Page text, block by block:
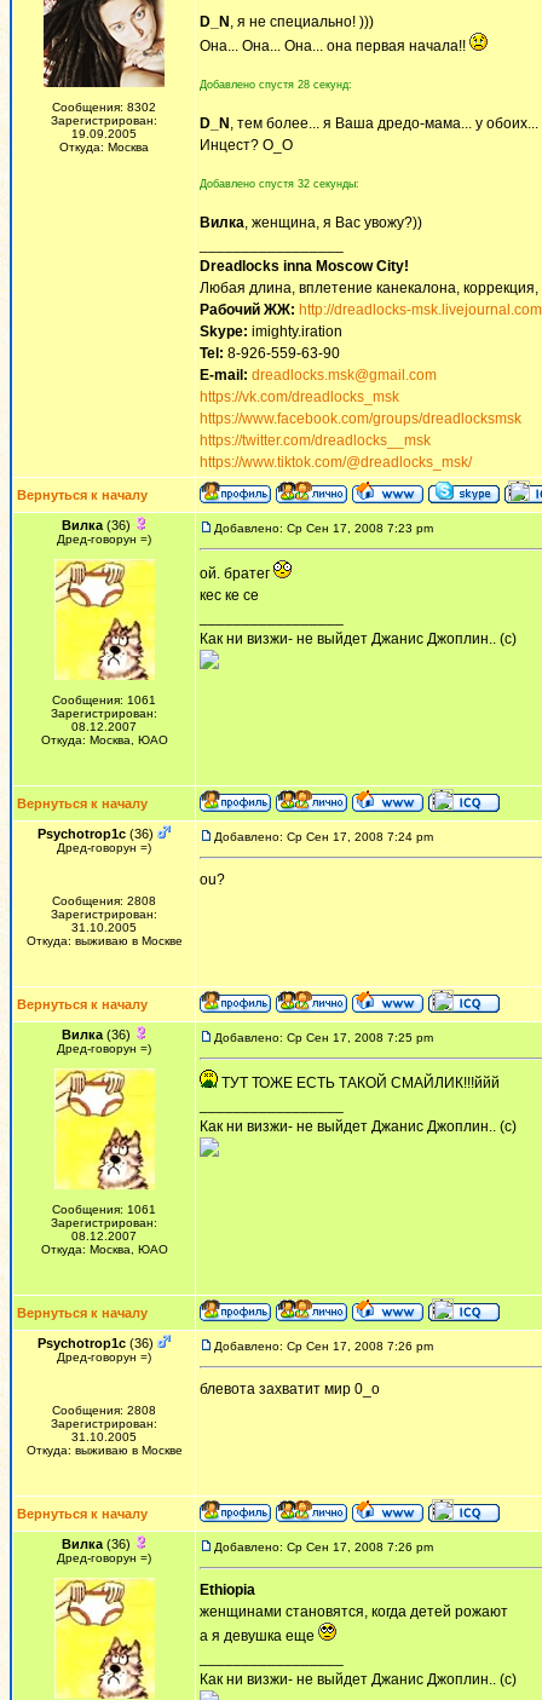
Сообщения: 8302
Зарегистрирован:
19.09.2005
Откуда: Москва
D_N , я не специально! )))
Она... Она... Она... она первая начала!!
Добавлено спустя 28 секунд:
D_N , тем более... я Ваша дредо-мама... у
Инцест? О_О
Добавлено спустя 32 секунды:
Вилка, женщина, я Вас увожу?))
Dreadlocks inna Moscow Сity!
Любая длина, вплетение канекалона,
Рабочий ЖЖ: http://dreadlocks-
Skype: imighty.iration
Tel: 8-926-559-63-90
E-mail: dreadlocks.msk@gmail.com
https://vk.com/dreadlocks_msk
https://www.facebook.com/groups/dreadlocksmsk
https://twitter.com/dreadlocks__msk
https://www.tiktok.com/@dreadlocks_msk/
Вернуться к началу
Вилка(36)
Дред-говорун =)
Сообщения: 1061
Зарегистрирован:
08.12.2007
Откуда: Москва, ЮАО
Добавлено: Ср Сен 17, 2008 7:23 pm
ой. братег
кес ке се
Как ни визжи- не выйдет Джанис Джоплин.. (с)
Вернуться к началу
Psychotrop1c (36)
Дред-говорун =)
Сообщения: 2808
Зарегистрирован:
31.10.2005
Откуда: выживаю в Москве
Добавлено: Ср Сен 17, 2008 7:24 pm
ou?
Вернуться к началу
Вилка(36)
Дред-говорун =)
Сообщения: 1061
Зарегистрирован:
08.12.2007
Откуда: Москва, ЮАО
Добавлено: Ср Сен 17, 2008 7:25 pm
ТУТ ТОЖЕ ЕСТЬ ТАКОЙ СМАЙЛИК!!!ййй
Как ни визжи- не выйдет Джанис Джоплин.. (с)
Вернуться к началу
Psychotrop1c (36)
Дред-говорун =)
Сообщения: 2808
Зарегистрирован:
31.10.2005
Откуда: выживаю в Москве
Добавлено: Ср Сен 17, 2008 7:26 pm
блевота захватит мир 0_о
Вернуться к началу
Вилка(36)
Дред-говорун =)
Добавлено: Ср Сен 17, 2008 7:26 pm
Ethiopia
женщинами становятся, когда детей рожают
а я девушка еще
Как ни визжи- не выйдет Джанис Джоплин.. (с)